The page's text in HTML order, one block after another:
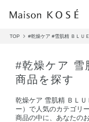
TOP #乾燥ケア #雪肌精 ＢＬＵＥ
#乾燥ケア 雪
商品を探す
乾燥ケア 雪肌精 ＢＬ
ー）で人気のカテゴリ
商品の中に、あなたの